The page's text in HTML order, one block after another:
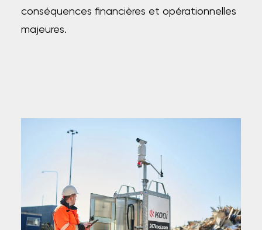
conséquences financières et opérationnelles
majeures.